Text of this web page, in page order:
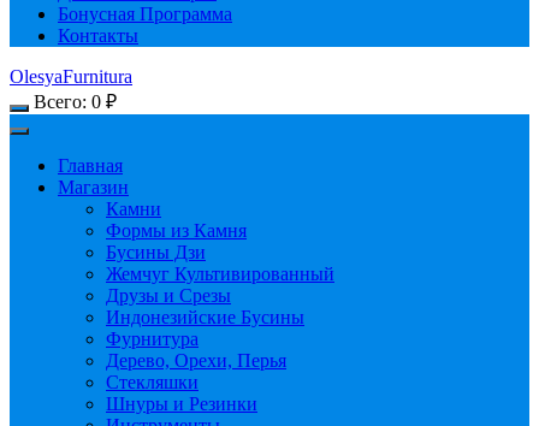
Бонусная Программа
Контакты
OlesyaFurnitura
Всего: 0 ₽
Главная
Магазин
Камни
Формы из Камня
Бусины Дзи
Жемчуг Культивированный
Друзы и Срезы
Индонезийские Бусины
Фурнитура
Дерево, Орехи, Перья
Стекляшки
Шнуры и Резинки